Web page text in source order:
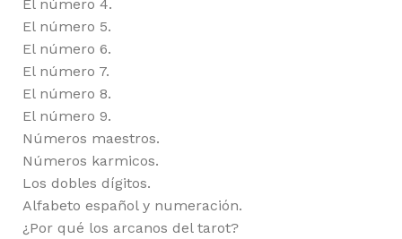
El número 4.
El número 5.
El número 6.
El número 7.
El número 8.
El número 9.
Números maestros.
Números karmicos.
Los dobles dígitos.
Alfabeto español y numeración.
¿Por qué los arcanos del tarot?